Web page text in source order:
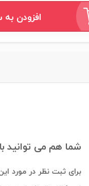
افزودن به
شما هم می توانید
برای ثبت نظر در مورد